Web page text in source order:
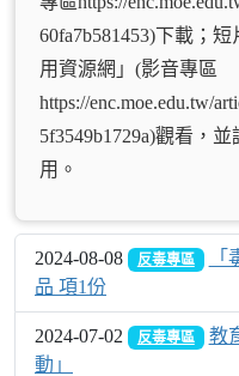
60fa7b581453)下載；
用資源網」(影音專區
https://enc.moe.edu.tw/
5f3549b1729a)觀看，
用。
2024-08-08 反毒專區
品 項1份
2024-07-02 反毒專區
教
動」